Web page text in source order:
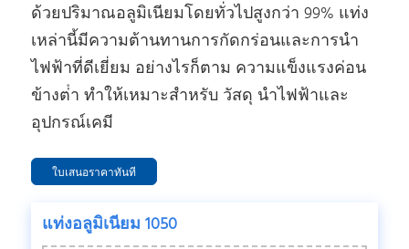
ด้วยปริมาณอลูมิเนียมโดยทั่วไปสูงกว่า 99% แท่ง
เหล่านี้มีความต้านทานการกัดกร่อนและการนํา
ไฟฟ้าที่ดีเยี่ยม อย่างไรก็ตาม ความแข็งแรงค่อน
ข้างต่ํา ทําให้เหมาะสําหรับ วัสดุ นําไฟฟ้าและ
อุปกรณ์เคมี
ใบเสนอราคาทันที
แท่งอลูมิเนียม 1050